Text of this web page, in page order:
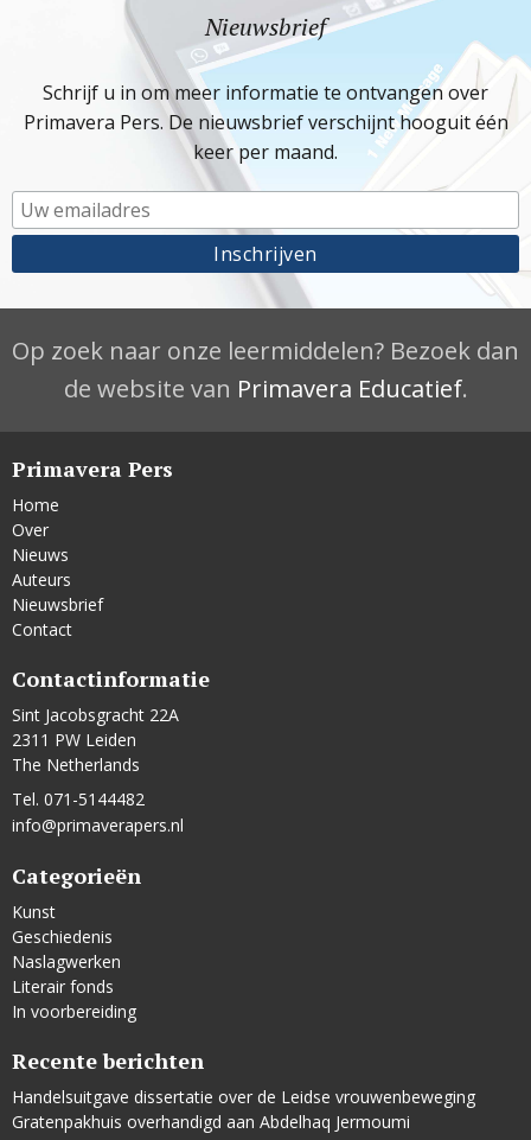
Nieuwsbrief
Schrijf u in om meer informatie te ontvangen over
Primavera Pers. De nieuwsbrief verschijnt hooguit één
keer per maand.
Op zoek naar onze leermiddelen? Bezoek dan
de website van Primavera Educatief.
Primavera Pers
Home
Over
Nieuws
Auteurs
Nieuwsbrief
Contact
Contactinformatie
Sint Jacobsgracht 22A
2311 PW Leiden
The Netherlands
Tel. 071-5144482
info@primaverapers.nl
Categorieën
Kunst
Geschiedenis
Naslagwerken
Literair fonds
In voorbereiding
Recente berichten
Handelsuitgave dissertatie over de Leidse vrouwenbeweging
Gratenpakhuis overhandigd aan Abdelhaq Jermoumi